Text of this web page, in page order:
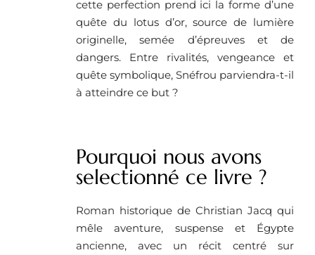
cette perfection prend ici la forme d’une
quête du lotus d’or, source de lumière
originelle, semée d’épreuves et de
dangers. Entre rivalités, vengeance et
quête symbolique, Snéfrou parviendra-t-il
à atteindre ce but ?
Pourquoi nous avons
selectionné ce livre ?
Roman historique de Christian Jacq qui
mêle aventure, suspense et Égypte
ancienne, avec un récit centré sur